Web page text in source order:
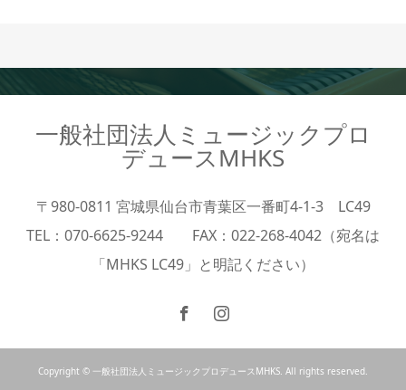
一般社団法人ミュージックプロ
デュースMHKS
〒980-0811 宮城県仙台市青葉区一番町4-1-3 LC49
TEL：070-6625-9244 FAX：022-268-4042（宛名は
「MHKS LC49」と明記ください）
Copyright © 一般社団法人ミュージックプロデュースMHKS. All rights reserved.